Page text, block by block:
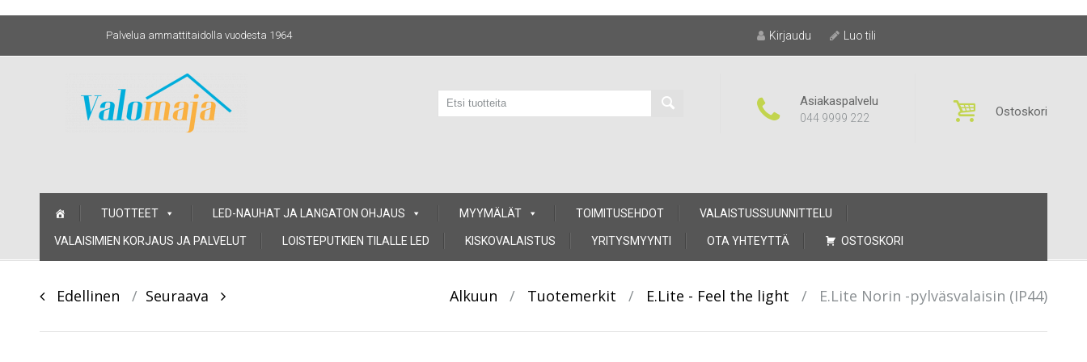
Palvelua ammattitaidolla vuodesta 1964 Kirjaudu Luo tili
Asiakaspalvelu
044 9999 222 Ostoskori
TUOTTEET LED-NAUHAT JA LANGATON OHJAUS MYYMÄLÄT TOIMITUSEHDOT VALAISTUSSUUNNITTELU
VALAISIMIEN KORJAUS JA PALVELUT LOISTEPUTKIEN TILALLE LED KISKOVALAISTUS YRITYSMYYNTI OTA YHTEYTTÄ OSTOSKORI
Post
Edellinen Seuraava Alkuun / Tuotemerkit / E.Lite - Feel the light / E.Lite Norin -pylväsvalaisin (IP44)